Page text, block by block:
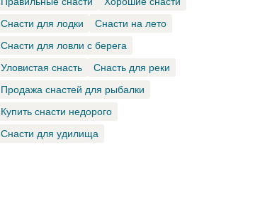
Снасти для лодки
Снасти на лето
Снасти для ловли с берега
Уловистая снасть
Снасть для реки
Продажа снастей для рыбалки
Купить снасти недорого
Снасти для удилища